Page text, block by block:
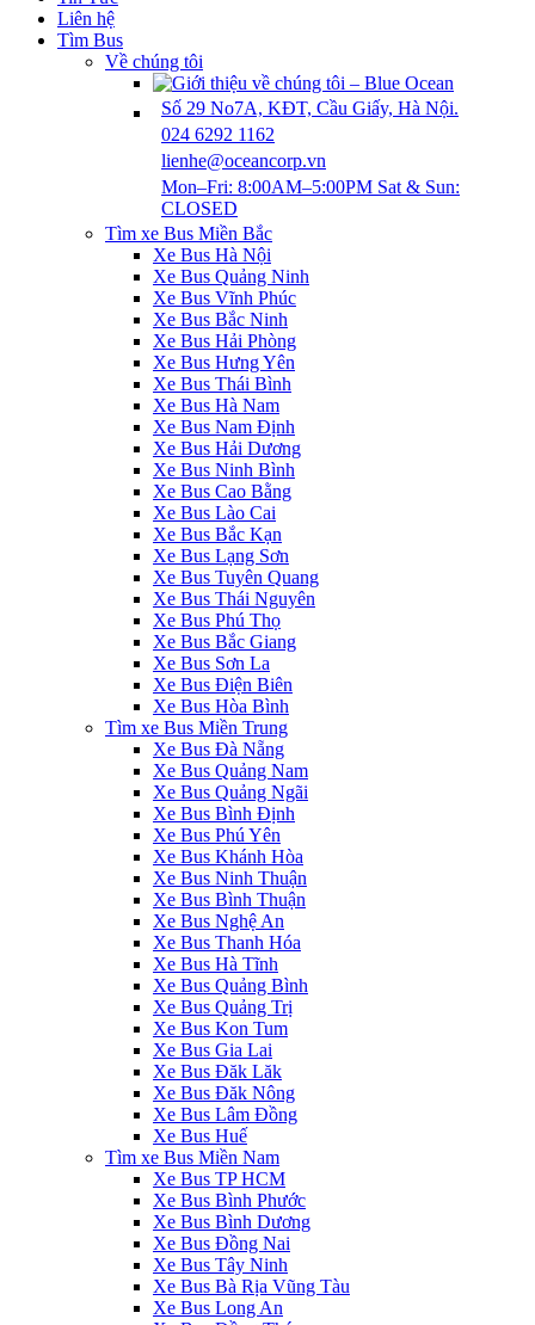
Liên hệ
‎Tìm Bus
Về chúng tôi
Số 29 No7A, KĐT, Cầu Giấy, Hà Nội.
024 6292 1162
lienhe@oceancorp.vn
Mon–Fri: 8:00AM–5:00PM Sat & Sun:
CLOSED
‎Tìm xe Bus Miền Bắc
Xe Bus Hà Nội
Xe Bus Quảng Ninh
Xe Bus Vĩnh Phúc
Xe Bus Bắc Ninh
Xe Bus Hải Phòng
Xe Bus Hưng Yên
Xe Bus Thái Bình
Xe Bus Hà Nam
Xe Bus Nam Định
Xe Bus Hải Dương
Xe Bus Ninh Bình
Xe Bus Cao Bằng
Xe Bus Lào Cai
Xe Bus Bắc Kạn
Xe Bus Lạng Sơn
Xe Bus Tuyên Quang
Xe Bus Thái Nguyên
Xe Bus Phú Thọ
Xe Bus Bắc Giang
Xe Bus Sơn La
Xe Bus Điện Biên
Xe Bus Hòa Bình
‎Tìm xe Bus Miền Trung
Xe Bus Đà Nẵng
Xe Bus Quảng Nam
Xe Bus Quảng Ngãi
Xe Bus Bình Định
Xe Bus Phú Yên
Xe Bus Khánh Hòa
Xe Bus Ninh Thuận
Xe Bus Bình Thuận
Xe Bus Nghệ An
Xe Bus Thanh Hóa
Xe Bus Hà Tĩnh
Xe Bus Quảng Bình
Xe Bus Quảng Trị
Xe Bus Kon Tum
Xe Bus Gia Lai
Xe Bus Đăk Lăk
Xe Bus Đăk Nông
Xe Bus Lâm Đồng
Xe Bus Huế
‎Tìm xe Bus Miền Nam
Xe Bus TP HCM
Xe Bus Bình Phước
Xe Bus Bình Dương
Xe Bus Đồng Nai
Xe Bus Tây Ninh
Xe Bus Bà Rịa Vũng Tàu
Xe Bus Long An